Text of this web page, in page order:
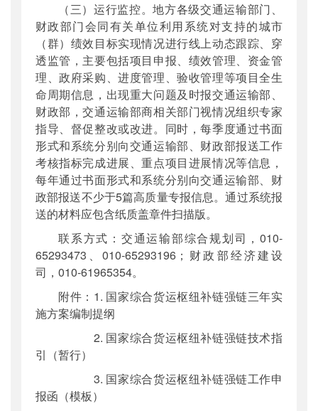
（三）运行监控。地方各级交通运输部门、
财政部门会同有关单位利用系统对支持的城市
（群）绩效目标实现情况进行线上动态跟踪、穿
透监管，主要包括项目申报、绩效管理、资金管
理、政府采购、进度管理、验收管理等项目全生
命周期信息，出现重大问题及时报交通运输部、
财政部，交通运输部商相关部门视情况组织专家
指导、督促整改或改进。同时，每季度通过书面
形式和系统分别向交通运输部、财政部报送工作
考核指标完成进展、重点项目进展情况等信息，
每年通过书面形式和系统分别向交通运输部、财
政部报送不少于5篇高质量专报信息。通过系统报
送的材料应包含纸质盖章件扫描版。
联系方式：交通运输部综合规划司，010-
65293473、010-65293196；财政部经济建设
司，010-61965354。
附件：1. 国家综合货运枢纽补链强链三年实
施方案编制提纲
2. 国家综合货运枢纽补链强链技术指
引（暂行）
3. 国家综合货运枢纽补链强链工作申
报函（模板）